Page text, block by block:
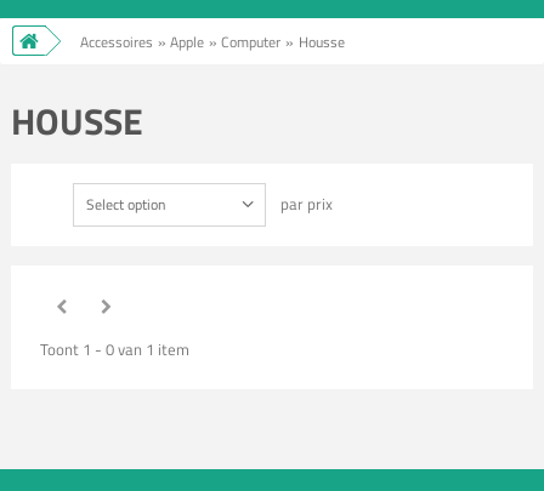
Accessoires » Apple » Computer » Housse
HOUSSE
Select option par prix
Toont 1 - 0 van 1 item